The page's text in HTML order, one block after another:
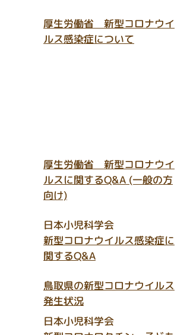
​厚生労働省 新型コロナウイ
ルス感染症について
厚生労働省 新型コロナウイ
ルスに関するQ&A (一般の方
向け)
日本小児科学会
新型コロナウイルス感染症に
関するQ&A
鳥取県の新型コロナウイルス
発生状況
日本小児科学会